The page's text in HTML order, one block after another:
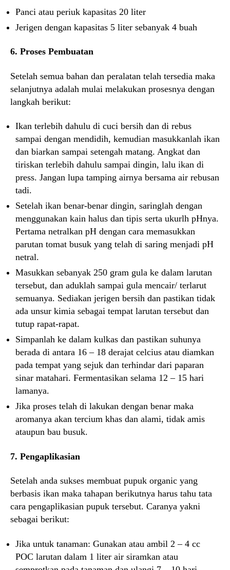
Panci atau periuk kapasitas 20 liter
Jerigen dengan kapasitas 5 liter sebanyak 4 buah
6. Proses Pembuatan
Setelah semua bahan dan peralatan telah tersedia maka
selanjutnya adalah mulai melakukan prosesnya dengan
langkah berikut:
Ikan terlebih dahulu di cuci bersih dan di rebus
sampai dengan mendidih, kemudian masukkanlah ikan
dan biarkan sampai setengah matang. Angkat dan
tiriskan terlebih dahulu sampai dingin, lalu ikan di
press. Jangan lupa tamping airnya bersama air rebusan
tadi.
Setelah ikan benar-benar dingin, saringlah dengan
menggunakan kain halus dan tipis serta ukurlh pHnya.
Pertama netralkan pH dengan cara memasukkan
parutan tomat busuk yang telah di saring menjadi pH
netral.
Masukkan sebanyak 250 gram gula ke dalam larutan
tersebut, dan aduklah sampai gula mencair/ terlarut
semuanya. Sediakan jerigen bersih dan pastikan tidak
ada unsur kimia sebagai tempat larutan tersebut dan
tutup rapat-rapat.
Simpanlah ke dalam kulkas dan pastikan suhunya
berada di antara 16 – 18 derajat celcius atau diamkan
pada tempat yang sejuk dan terhindar dari paparan
sinar matahari. Fermentasikan selama 12 – 15 hari
lamanya.
Jika proses telah di lakukan dengan benar maka
aromanya akan tercium khas dan alami, tidak amis
ataupun bau busuk.
7. Pengaplikasian
Setelah anda sukses membuat pupuk organic yang
berbasis ikan maka tahapan berikutnya harus tahu tata
cara pengaplikasian pupuk tersebut. Caranya yakni
sebagai berikut:
Jika untuk tanaman: Gunakan atau ambil 2 – 4 cc
POC larutan dalam 1 liter air siramkan atau